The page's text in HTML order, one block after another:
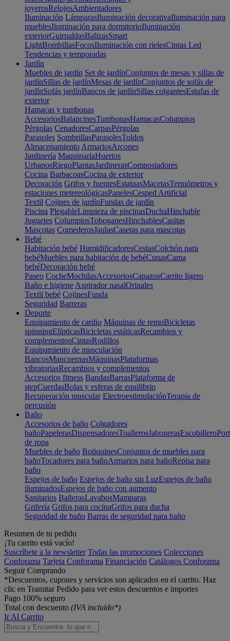
joyerosRelojesAmbientadores
Iluminación LámparasIluminación decorativaIluminación para
mueblesIluminación para dormitorioIluminación
exteriorGuirnaldasBalizasSmart
LightBombillasFocosIluminación con rielesCintas Led
Tendencias y temporadas
Jardín
Muebles de jardín Set de jardínConjuntos de mesas y sillas de
jardínSillas de jardínMesas de jardínConjuntos de sofás de
jardínSofás jardínBancos de jardínSillas colgantesEstufas de
exterior
Hamacas y tumbonas
AccesoriosBalancinesTumbonasHamacasColumpios
Pérgolas CenadoresCarpasPérgolas
Parasoles SombrillasParasolesToldos
Almacenamiento ArmariosArcones
Jardinería MaquinariaHuertos
UrbanosRiegoPlantasJardinerasCompostadores
Cocina BarbacoasCocina de exterior
Decoración Grifos y fuentesEstatuasMacetasTermómetros y
estaciones metereológicasPanelesCesped Artificial
Textil Cojines de jardínFundas de jardín
Piscina PlegableLimpieza de piscinasDuchaHinchable
Juguetes ColumpiosToboganesHinchablesCasitas
Mascotas ComederosJaulasCasetas para mascotas
Bebé
Habitación bebé HumidificadoresCestasColchón para
bebéMuebles para habitación de bebéCunasCama
bebéDecoración bebé
Paseo CocheMochilasAccesoriosCapazosCarrito ligero
Baño e higiene Aspirador nasalOrinales
Textil bebé CojinesFunda
Seguridad Barreras
Deporte
Equipamiento de cardio Máquinas de remoBicicletas
spinningElípticasBicicletas estáticasRecambios y
complementosCintasRodillos
Equipamiento de musculación
BancosMancuernasMáquinasPlataformas
vibratoriasRecambios y complementos
Accesorios fitness BandasBarrasPlataforma de
stepCuerdasBolas y esferas de equilibrio
Recuperación muscular ElectroestimulaciónTerapia de
percusión
Baño
Accesorios de baño Colgadores
bañoPapelerasDispensadoresToallerosJabonerasEscobillero
de ropa
Muebles de baño BotiquinesConjuntos de muebles para
bañoTocadores para bañoArmarios para bañoRepisa para
baño
Espejos de baño Espejos de baño sin LuzEspejos de baño
iluminadosEspejos de baño con aumento
Sanitarios BañerasLavabosMamparas
Grifería Grifos para cocinaGrifos para ducha
Seguridad de baño Barras de seguridad para baño
Resumen de tu pedido
¡Tu carrito está vacío!
Suscríbete a la newsletter Todas las promociones Colecciones
Conforama Tarjeta Conforama Financiación Catálogos Conforama
Seguir Comprando
*Descuentos, cupones y servicios son aplicados en el carrito. Haz
clic en Tramitar Pedido para ver estos descuentos e importes
Pago 100% seguro
Total con descuento (IVA incluido*)
Ir Al Carrito